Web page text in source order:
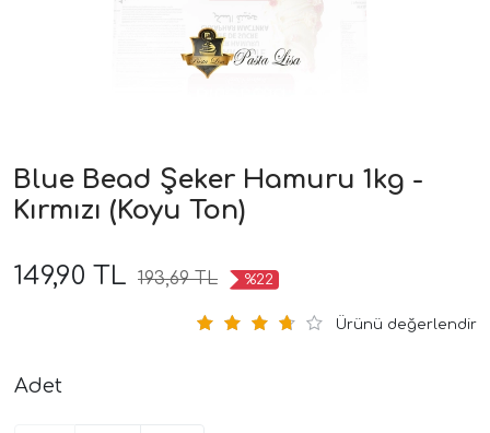
Blue Bead Şeker Hamuru 1kg -
Kırmızı (Koyu Ton)
149,90 TL 193,69 TL %22
Ürünü değerlendir
Adet